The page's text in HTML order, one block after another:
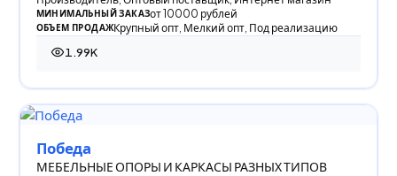
МИНИМАЛЬНЫЙ ЗАКАЗот 10000 рублей
ОБЪЕМ ПРОДАЖКрупный опт, Мелкий опт, Под реализацию
1.99K
1 985 просмотров
Победа
МЕБЕЛЬНЫЕ ОПОРЫ И КАРКАСЫ РАЗНЫХ ТИПОВ